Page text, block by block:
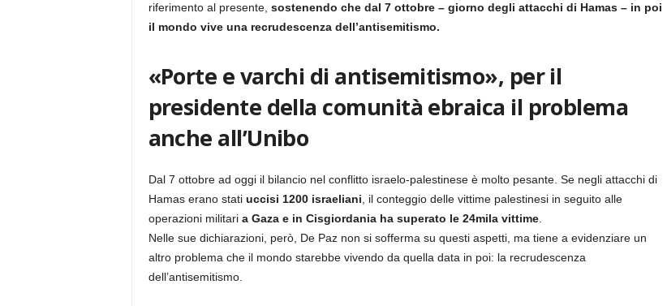
riferimento al presente, sostenendo che dal 7 ottobre – giorno degli attacchi di Hamas – in poi
il mondo vive una recrudescenza dell’antisemitismo.
«Porte e varchi di antisemitismo», per il
presidente della comunità ebraica il problema
anche all’Unibo
Dal 7 ottobre ad oggi il bilancio nel conflitto israelo-palestinese è molto pesante. Se negli attacchi di
Hamas erano stati uccisi 1200 israeliani , il conteggio delle vittime palestinesi in seguito alle
operazioni militaria Gaza e in Cisgiordania ha superato le 24mila vittime.
Nelle sue dichiarazioni, però, De Paz non si sofferma su questi aspetti, ma tiene a evidenziare un
altro problema che il mondo starebbe vivendo da quella data in poi: la recrudescenza
dell’antisemitismo.